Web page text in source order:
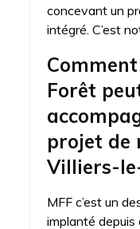
concevant un
intégré. C’est
Forêt
projet de
Villiers-
MFF c’est un
implanté depuis